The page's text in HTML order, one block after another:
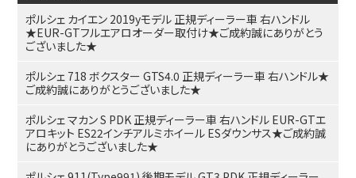
ポルシェ カイエン 2019yモデル 正規ディーラー車 右ハンドル
★EUR-GTフルエアロオーダー取付け★ご成約誠にありがとう
ございました★
ポルシェ 718 ボクスター GTS4.0 正規ディーラー車 右ハンドル★
ご成約誠にありがとうございました★
ポルシェ マカン S PDK 正規ディーラー車 右ハンドル EUR-GTエ
アロキット ES22インチアルミホイール ESダウンサス★ご成約誠
にありがとうございました★